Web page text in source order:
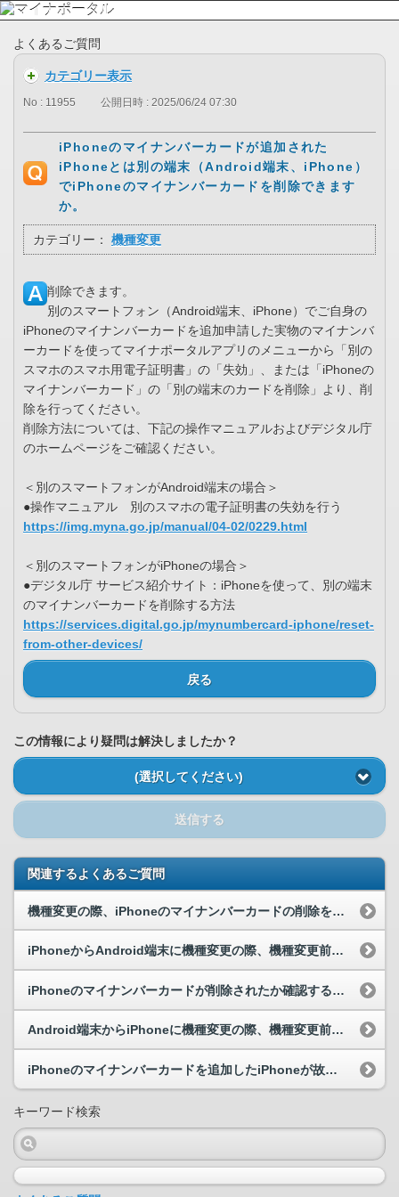
よくあるご質問
カテゴリー表示
No : 11955 公開日時 : 2025/06/24 07:30
iPhoneのマイナンバーカードが追加された
iPhoneとは別の端末（Android端末、iPhone）
でiPhoneのマイナンバーカードを削除できます
か。
カテゴリー： 機種変更
削除できます。
別のスマートフォン（Android端末、iPhone）でご自身の
iPhoneのマイナンバーカードを追加申請した実物のマイナンバ
ーカードを使ってマイナポータルアプリのメニューから「別の
スマホのスマホ用電子証明書」の「失効」、または「iPhoneの
マイナンバーカード」の「別の端末のカードを削除」より、削
除を行ってください。
削除方法については、下記の操作マニュアルおよびデジタル庁
のホームページをご確認ください。
＜別のスマートフォンがAndroid端末の場合＞
●操作マニュアル 別のスマホの電子証明書の失効を行う
https://img.myna.go.jp/manual/04-02/0229.html
＜別のスマートフォンがiPhoneの場合＞
●デジタル庁 サービス紹介サイト：iPhoneを使って、別の端末
のマイナンバーカードを削除する方法
https://services.digital.go.jp/mynumbercard-iphone/reset-
from-other-devices/
戻る
この情報により疑問は解決しましたか？
(選択してください)
送信する
関連するよくあるご質問
機種変更の際、iPhoneのマイナンバーカードの削除を行わずにiPhoneを処分してしまいまし...
iPhoneからAndroid端末に機種変更の際、機種変更前のiPhoneにてiPhoneのマ...
iPhoneのマイナンバーカードが削除されたか確認するにはどうすればよいですか。
Android端末からiPhoneに機種変更の際、機種変更前のAndroid端末にてスマホ用電...
iPhoneのマイナンバーカードを追加したiPhoneが故障しました。iPhoneのマイナンバ...
キーワード検索